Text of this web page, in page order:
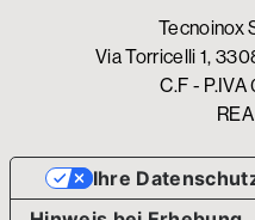
Tecnoinox
Via Torricelli 1,
C.F -
Ihre